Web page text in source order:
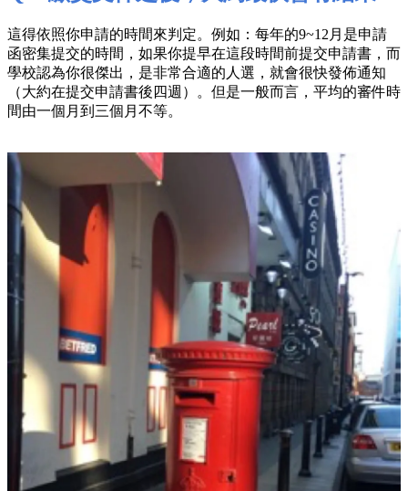
這得依照你申請的時間來判定。例如：每年的9~12月是申請
函密集提交的時間，如果你提早在這段時間前提交申請書，而
學校認為你很傑出，是非常合適的人選，就會很快發佈通知
（大約在提交申請書後四週）。但是一般而言，平均的審件時
間由一個月到三個月不等。